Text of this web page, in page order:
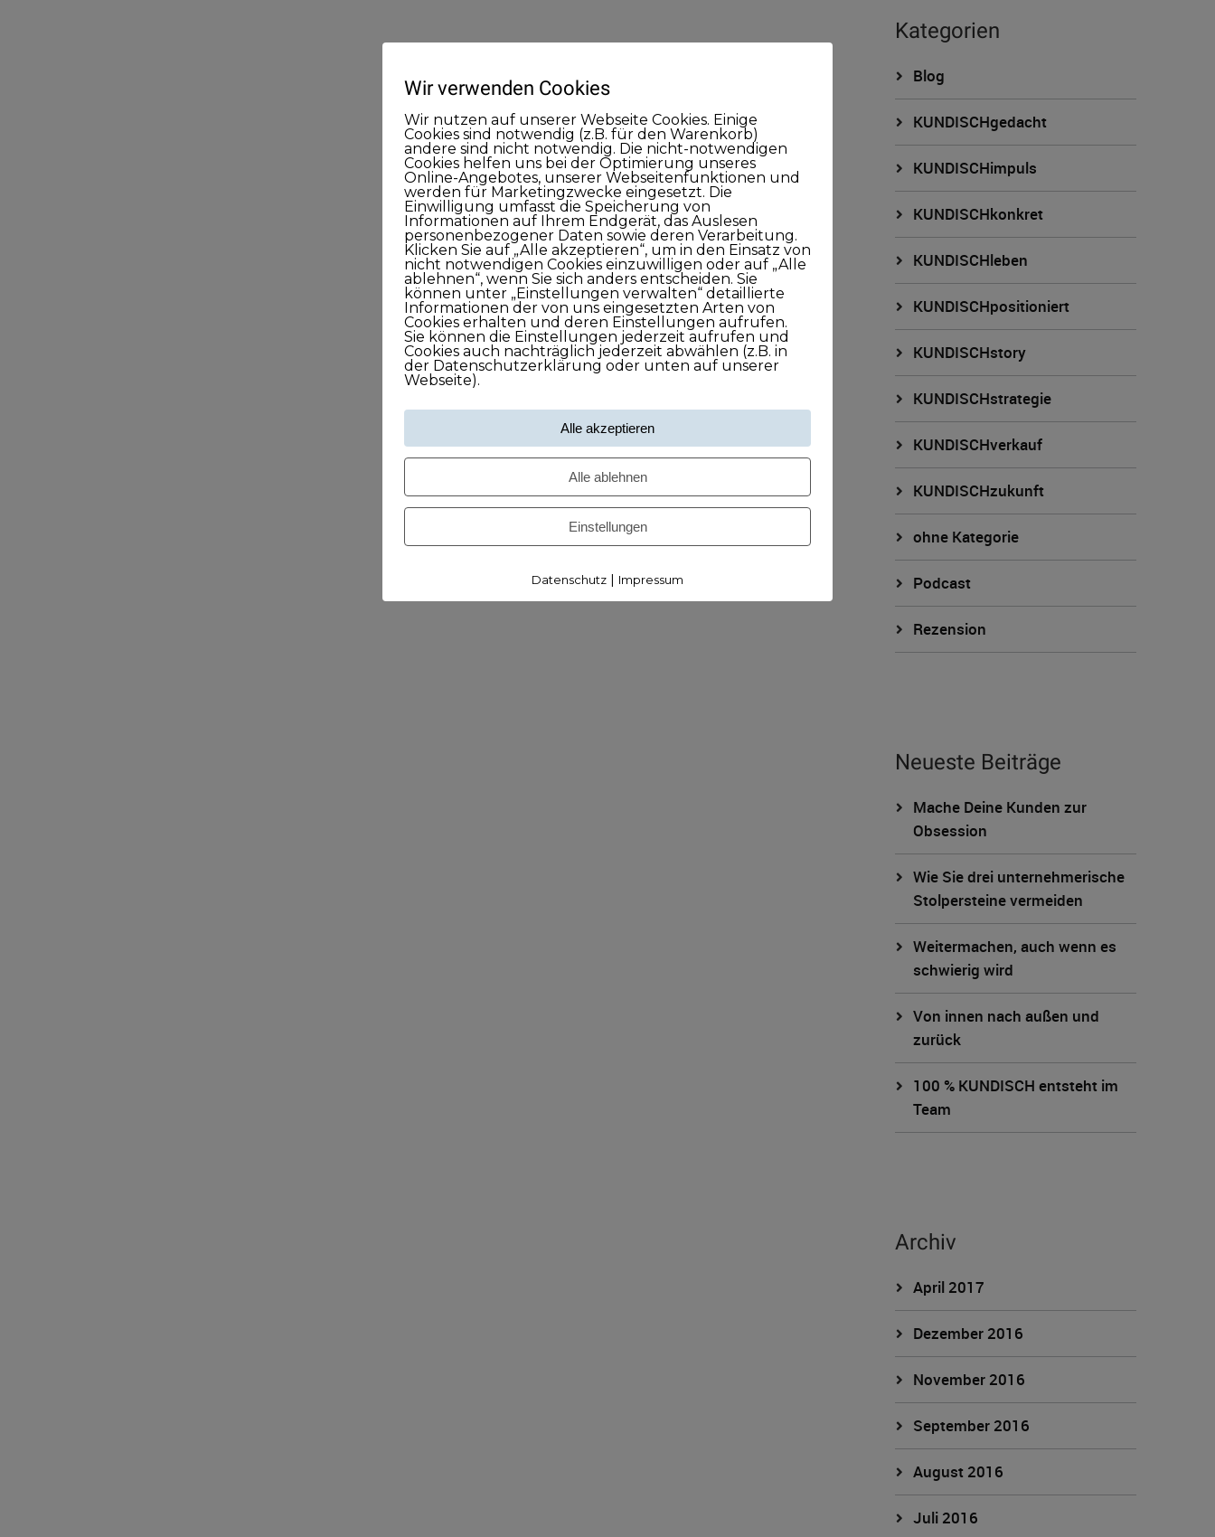
Kategorien
Blog
KUNDISCHgedacht
KUNDISCHimpuls
KUNDISCHkonkret
KUNDISCHleben
KUNDISCHpositioniert
KUNDISCHstory
KUNDISCHstrategie
KUNDISCHverkauf
KUNDISCHzukunft
ohne Kategorie
Podcast
Rezension
Neueste Beiträge
Mache Deine Kunden zur
Obsession
Wie Sie drei unternehmerische
Stolpersteine vermeiden
Weitermachen, auch wenn es
schwierig wird
Von innen nach außen und
zurück
100 % KUNDISCH entsteht im
Team
Archiv
April 2017
Dezember 2016
November 2016
September 2016
August 2016
Juli 2016
Wir verwenden Cookies
Wir nutzen auf unserer Webseite Cookies. Einige
Cookies sind notwendig (z.B. für den Warenkorb)
andere sind nicht notwendig. Die nicht-notwendigen
Cookies helfen uns bei der Optimierung unseres
Online-Angebotes, unserer Webseitenfunktionen und
werden für Marketingzwecke eingesetzt. Die
Einwilligung umfasst die Speicherung von
Informationen auf Ihrem Endgerät, das Auslesen
personenbezogener Daten sowie deren Verarbeitung.
Klicken Sie auf „Alle akzeptieren“, um in den Einsatz von
nicht notwendigen Cookies einzuwilligen oder auf „Alle
ablehnen“, wenn Sie sich anders entscheiden. Sie
können unter „Einstellungen verwalten“ detaillierte
Informationen der von uns eingesetzten Arten von
Cookies erhalten und deren Einstellungen aufrufen.
Sie können die Einstellungen jederzeit aufrufen und
Cookies auch nachträglich jederzeit abwählen (z.B. in
der Datenschutzerklärung oder unten auf unserer
Webseite).
Alle akzeptieren
Alle ablehnen
Einstellungen
Datenschutz | Impressum